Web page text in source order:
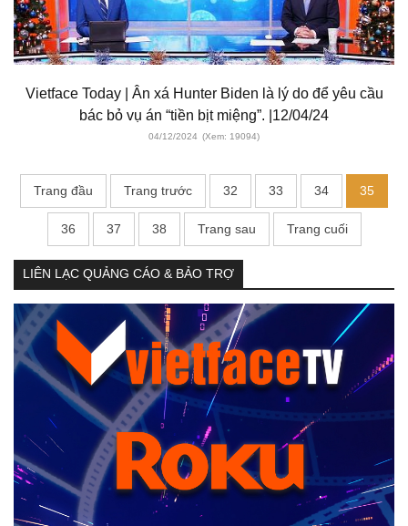
Vietface Today | Ân xá Hunter Biden là lý do để yêu cầu
bác bỏ vụ án “tiền bịt miệng”. |12/04/24
04/12/2024 (Xem: 19094)
Trang đầu Trang trước 32 33 34 35
36 37 38 Trang sau Trang cuối
LIÊN LẠC QUẢNG CÁO & BẢO TRỢ